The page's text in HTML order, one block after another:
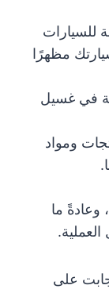
للسيارات
مظهرًا
في غسيل
ومواد
وعادةً ما
على